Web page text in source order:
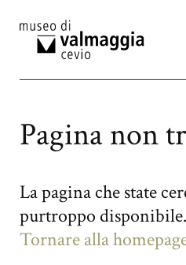
Pagina non
La pagina che state
purtroppo disponibile.
Tornare alla